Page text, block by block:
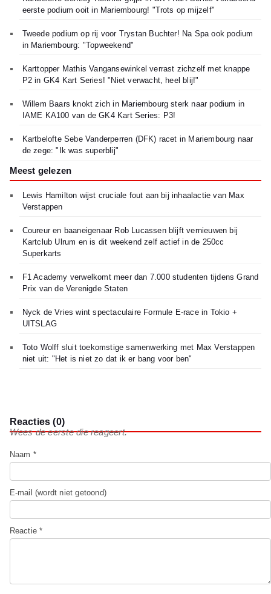
eerste podium ooit in Mariembourg! "Trots op mijzelf"
Tweede podium op rij voor Trystan Buchter! Na Spa ook podium
in Mariembourg: "Topweekend"
Karttopper Mathis Vangansewinkel verrast zichzelf met knappe
P2 in GK4 Kart Series! "Niet verwacht, heel blij!"
Willem Baars knokt zich in Mariembourg sterk naar podium in
IAME KA100 van de GK4 Kart Series: P3!
Kartbelofte Sebe Vanderperren (DFK) racet in Mariembourg naar
de zege: "Ik was superblij"
Meest gelezen
Lewis Hamilton wijst cruciale fout aan bij inhaalactie van Max
Verstappen
Coureur en baaneigenaar Rob Lucassen blijft vernieuwen bij
Kartclub Ulrum en is dit weekend zelf actief in de 250cc
Superkarts
F1 Academy verwelkomt meer dan 7.000 studenten tijdens Grand
Prix van de Verenigde Staten
Nyck de Vries wint spectaculaire Formule E-race in Tokio +
UITSLAG
Toto Wolff sluit toekomstige samenwerking met Max Verstappen
niet uit: "Het is niet zo dat ik er bang voor ben"
Reacties (0)
Wees de eerste die reageert.
Naam *
E-mail (wordt niet getoond)
Reactie *